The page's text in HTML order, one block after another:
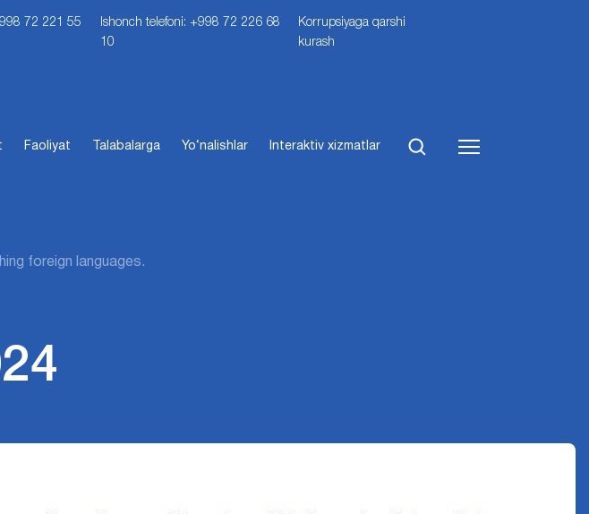
72 221 55
Ishonch telefoni: +998 72 226 68
10
Korrupsiyaga qarshi
kurash
Faoliyat Talabalarga Yo‘nalishlar Interaktiv xizmatlar
foreign languages.